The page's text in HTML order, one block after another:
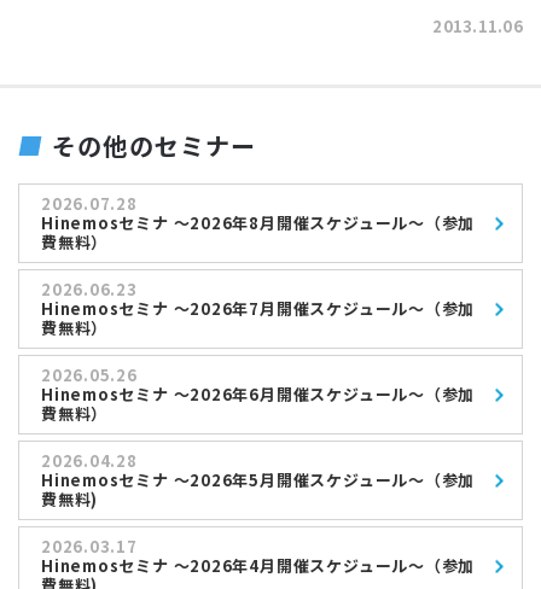
2013.11.06
その他のセミナー
2026.07.28
Hinemosセミナ ～2026年8月開催スケジュール～（参加
費無料）
2026.06.23
Hinemosセミナ ～2026年7月開催スケジュール～（参加
費無料）
2026.05.26
Hinemosセミナ ～2026年6月開催スケジュール～（参加
費無料）
2026.04.28
Hinemosセミナ ～2026年5月開催スケジュール～（参加
費無料)
2026.03.17
Hinemosセミナ ～2026年4月開催スケジュール～（参加